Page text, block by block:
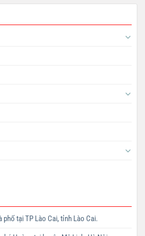
phố tại TP Lào Cai, tỉnh Lào Cai.